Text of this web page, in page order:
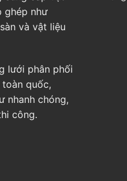
ghép như
và vật liệu
lưới phân phối
quốc,
nhanh chóng,
công.